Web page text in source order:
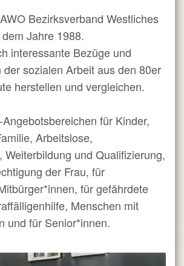
Bezirksverband Westliches
Jahre 1988.
interessante Bezüge und
der sozialen Arbeit aus den 80er
herstellen und vergleichen.
für Kinder,
Arbeitslose,
Weiterbildung und Qualifizierung,
der Frau, für
für gefährdete
Menschen mit
und für Senior*innen.